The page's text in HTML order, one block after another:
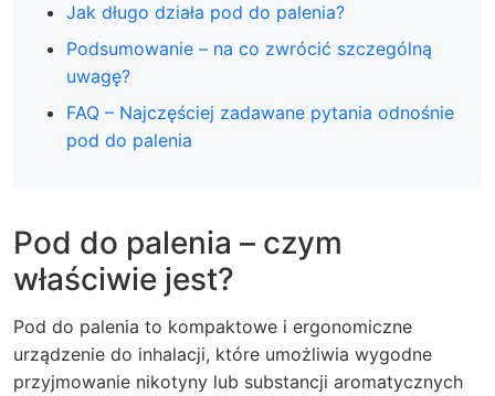
Jak długo działa pod do palenia?
Podsumowanie – na co zwrócić szczególną
uwagę?
FAQ – Najczęściej zadawane pytania odnośnie
pod do palenia
Pod do palenia – czym
właściwie jest?
Pod do palenia to kompaktowe i ergonomiczne
urządzenie do inhalacji, które umożliwia wygodne
przyjmowanie nikotyny lub substancji aromatycznych